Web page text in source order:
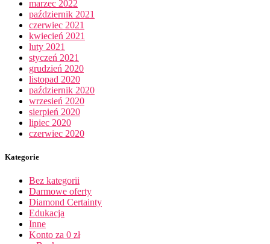
marzec 2022
październik 2021
czerwiec 2021
kwiecień 2021
luty 2021
styczeń 2021
grudzień 2020
listopad 2020
październik 2020
wrzesień 2020
sierpień 2020
lipiec 2020
czerwiec 2020
Kategorie
Bez kategorii
Darmowe oferty
Diamond Certainty
Edukacja
Inne
Konto za 0 zł